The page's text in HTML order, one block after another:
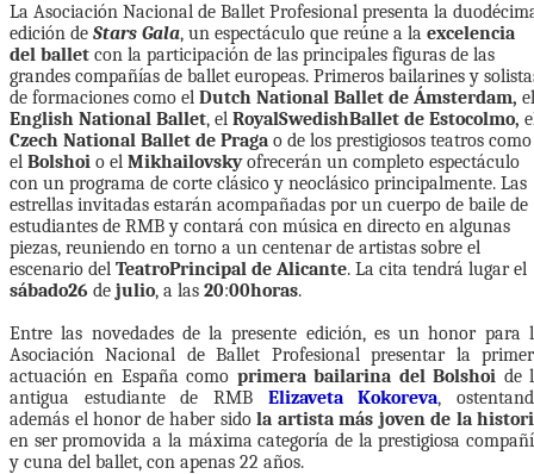
La Asociación Nacional de Ballet Profesional presenta la
edición de Stars Gala, un espectáculo que reúne a la excelencia
del ballet con la participación de las principales figuras de las
grandes compañías de ballet europeas. Primeros bailarines y
de formaciones como el Dutch National Ballet de Ámsterdam, el
English National Ballet, el RoyalSwedishBallet de Estocolmo,
Czech National Ballet de Praga o de los prestigiosos teatros como
el Bolshoi o el Mikhailovskyofrecerán un completo espectáculo
con un programa de corte clásico y neoclásico principalmente. Las
estrellas invitadas estarán acompañadas por un cuerpo de baile de
estudiantes de RMB y contará con música en directo en algunas
piezas, reuniendo en torno a un centenar de artistas sobre el
escenario del TeatroPrincipal de Alicante. La cita tendrá lugar el
sábado26 de julio, a las 20:00horas.
Entre las novedades de la presente edición, es un honor para
Asociación Nacional de Ballet Profesional presentar la
actuación en España como primera bailarina del Bolshoi de
antigua estudiante de RMB Elizaveta Kokoreva,
además el honor de haber sido la artista más joven de la
en ser promovida a la máxima categoría de la prestigiosa
y cuna del ballet, con apenas 22 años.